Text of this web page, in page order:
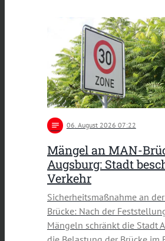
notes 06. August 2026 07:22
Mängel an MAN-
Augsburg: Stadt
Verkehr
Sicherheitsmaßnahme an
Brücke: Nach der
Mängeln schränkt die Stadt